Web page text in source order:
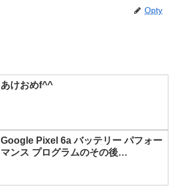
Opty
あけおめf^^
Google Pixel 6a バッテリー パフォー
マンス プログラムのその後…